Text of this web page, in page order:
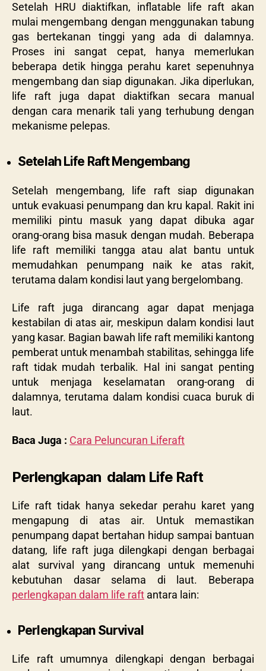
Setelah HRU diaktifkan, inflatable life raft akan
mulai mengembang dengan menggunakan tabung
gas bertekanan tinggi yang ada di dalamnya.
Proses ini sangat cepat, hanya memerlukan
beberapa detik hingga perahu karet sepenuhnya
mengembang dan siap digunakan. Jika diperlukan,
life raft juga dapat diaktifkan secara manual
dengan cara menarik tali yang terhubung dengan
mekanisme pelepas.
Setelah Life Raft Mengembang
Setelah mengembang, life raft siap digunakan
untuk evakuasi penumpang dan kru kapal. Rakit ini
memiliki pintu masuk yang dapat dibuka agar
orang-orang bisa masuk dengan mudah. Beberapa
life raft memiliki tangga atau alat bantu untuk
memudahkan penumpang naik ke atas rakit,
terutama dalam kondisi laut yang bergelombang.
Life raft juga dirancang agar dapat menjaga
kestabilan di atas air, meskipun dalam kondisi laut
yang kasar. Bagian bawah life raft memiliki kantong
pemberat untuk menambah stabilitas, sehingga life
raft tidak mudah terbalik. Hal ini sangat penting
untuk menjaga keselamatan orang-orang di
dalamnya, terutama dalam kondisi cuaca buruk di
laut.
Baca Juga : Cara Peluncuran Liferaft
Perlengkapan dalam Life Raft
Life raft tidak hanya sekedar perahu karet yang
mengapung di atas air. Untuk memastikan
penumpang dapat bertahan hidup sampai bantuan
datang, life raft juga dilengkapi dengan berbagai
alat survival yang dirancang untuk memenuhi
kebutuhan dasar selama di laut. Beberapa
perlengkapan dalam life raft antara lain:
Perlengkapan Survival
Life raft umumnya dilengkapi dengan berbagai